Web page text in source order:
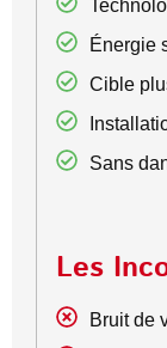
Énergie
Cible
Sans
Les
Bruit de